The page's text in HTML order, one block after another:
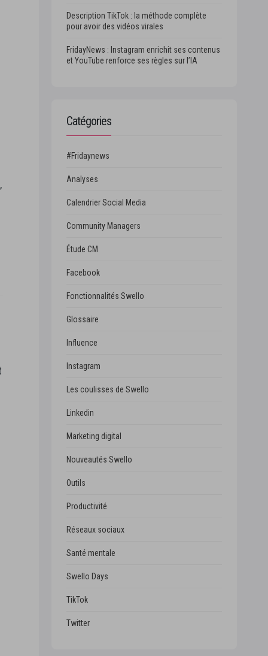
Description TikTok : la méthode complète
pour avoir des vidéos virales
FridayNews : Instagram enrichit ses contenus
et YouTube renforce ses règles sur l’IA
Catégories
#Fridaynews
Analyses
Calendrier Social Media
Community Managers
Étude CM
Facebook
Fonctionnalités Swello
Glossaire
Influence
Instagram
Les coulisses de Swello
Linkedin
Marketing digital
Nouveautés Swello
Outils
Productivité
Réseaux sociaux
Santé mentale
Swello Days
TikTok
Twitter